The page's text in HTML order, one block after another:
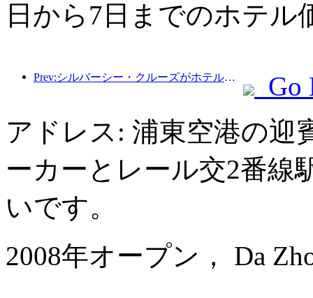
日から7日までのホテル
Prev:シルバーシー・クルーズがホテル業界に拡大
Go
アドレス: 浦東空港の迎
ーカーとレール交2番線
いです。
2008年オープン， Da